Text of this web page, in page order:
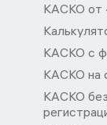
КАСКО от
КАСКО с
КАСКО на
КАСКО